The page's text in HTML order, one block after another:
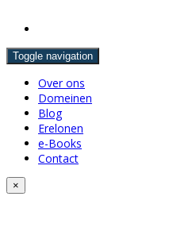
Toggle navigation
Over ons
Domeinen
Blog
Erelonen
e-Books
Contact
×